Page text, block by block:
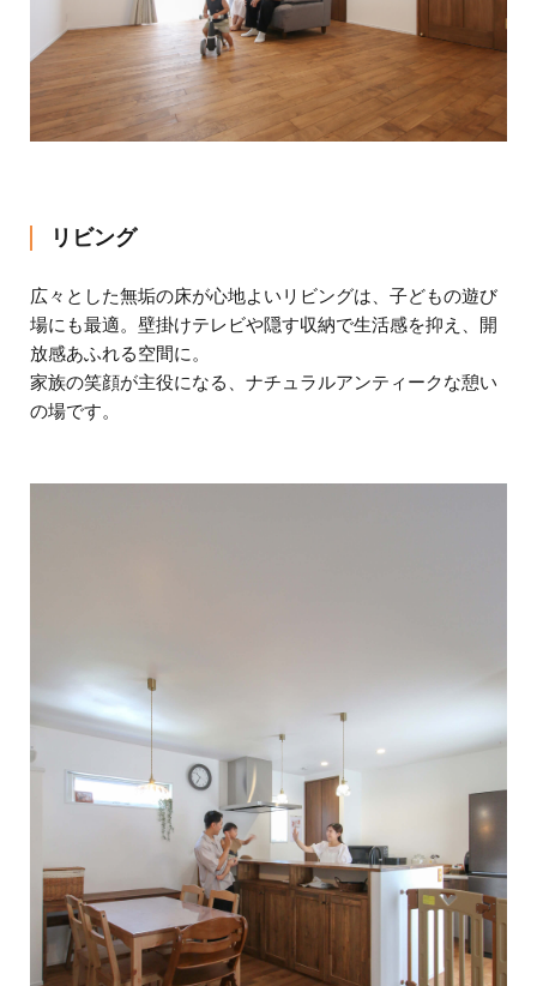
リビング
広々とした無垢の床が心地よいリビングは、子どもの遊び
場にも最適。壁掛けテレビや隠す収納で生活感を抑え、開
放感あふれる空間に。
家族の笑顔が主役になる、ナチュラルアンティークな憩い
の場です。